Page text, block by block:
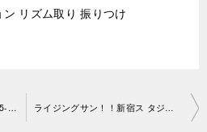
リズム取り 振りつけ